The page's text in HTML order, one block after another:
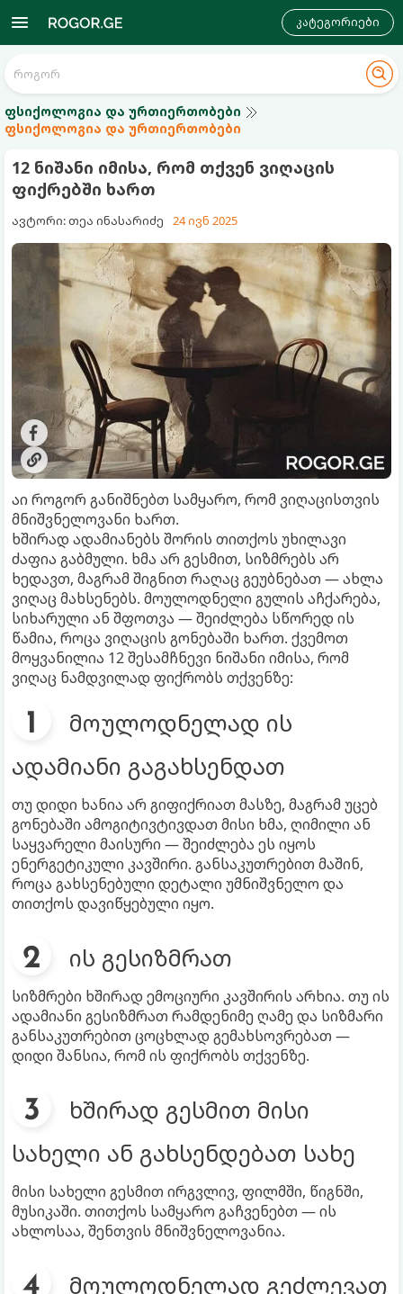
კატეგორიები
ფსიქოლოგია და ურთიერთობები
ფსიქოლოგია და ურთიერთობები
12 ნიშანი იმისა, რომ თქვენ ვიღაცის
ფიქრებში ხართ
ავტორი: თეა ინასარიძე 24 ივნ 2025
აი როგორ განიშნებთ სამყარო, რომ ვიღაცისთვის
მნიშვნელოვანი ხართ.
ხშირად ადამიანებს შორის თითქოს უხილავი
ძაფია გაბმული. ხმა არ გესმით, სიზმრებს არ
ხედავთ, მაგრამ შიგნით რაღაც გეუბნებათ — ახლა
ვიღაც მახსენებს. მოულოდნელი გულის აჩქარება,
სიხარული ან შფოთვა — შეიძლება სწორედ ის
წამია, როცა ვიღაცის გონებაში ხართ. ქვემოთ
მოყვანილია 12 შესამჩნევი ნიშანი იმისა, რომ
ვიღაც ნამდვილად ფიქრობს თქვენზე:
მოულოდნელად ის
ადამიანი გაგახსენდათ
თუ დიდი ხანია არ გიფიქრიათ მასზე, მაგრამ უცებ
გონებაში ამოგიტივტივდათ მისი ხმა, ღიმილი ან
საყვარელი მაისური — შეიძლება ეს იყოს
ენერგეტიკული კავშირი. განსაკუთრებით მაშინ,
როცა გახსენებული დეტალი უმნიშვნელო და
თითქოს დავიწყებული იყო.
ის გესიზმრათ
სიზმრები ხშირად ემოციური კავშირის არხია. თუ ის
ადამიანი გესიზმრათ რამდენიმე ღამე და სიზმარი
განსაკუთრებით ცოცხლად გემახსოვრებათ —
დიდი შანსია, რომ ის ფიქრობს თქვენზე.
ხშირად გესმით მისი
სახელი ან გახსენდებათ სახე
მისი სახელი გესმით ირგვლივ, ფილმში, წიგნში,
მუსიკაში. თითქოს სამყარო გაჩვენებთ — ის
ახლოსაა, შენთვის მნიშვნელოვანია.
მოულოდნელად გეძლევათ